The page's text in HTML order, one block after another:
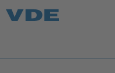
Key Topics
Key Topics